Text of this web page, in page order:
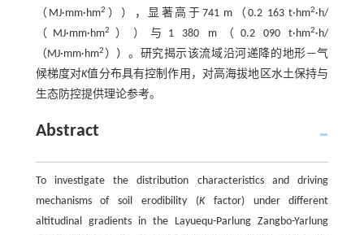
（MJ·mm·hm2 ）），显著高于741 m（0.2 163 t·hm2·h/
（MJ·mm·hm2 ））与1 380 m（0.2 090 t·hm2·h/
（MJ·mm·hm2 ））。研究揭示该流域沿河递降的地形—气
候梯度对K值分布具有控制作用，对高海拔地区水土保持与
生态防控提供理论参考。
Abstract
To investigate the distribution characteristics and driving
mechanisms of soil erodibility (Kfactor) under different
altitudinal gradients in the Layuequ-Parlung Zangbo-Yarlung